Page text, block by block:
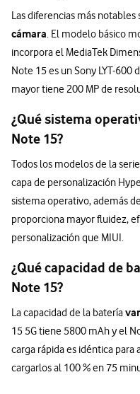
Las diferencias más notables
cámara. El modelo básico
incorpora el MediaTek
Note 15 es un Sony LYT-600
mayor tiene 200 MP de
¿Qué sistema
Note 15?
Todos los modelos de la
capa de personalización
sistema operativo, además
proporciona mayor fluidez,
personalización que MIUI.
¿Qué capacidad de
Note 15?
La capacidad de la batería
15 5G tiene 5800 mAh y el
carga rápida es idéntica
cargarlos al 100 % en 75